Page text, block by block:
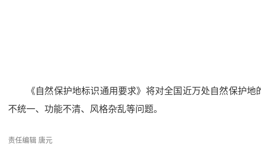
《自然保护地标识通用要求》将对全国近万处自然保护
不统一、功能不清、风格杂乱等问题。
责任编辑 唐元